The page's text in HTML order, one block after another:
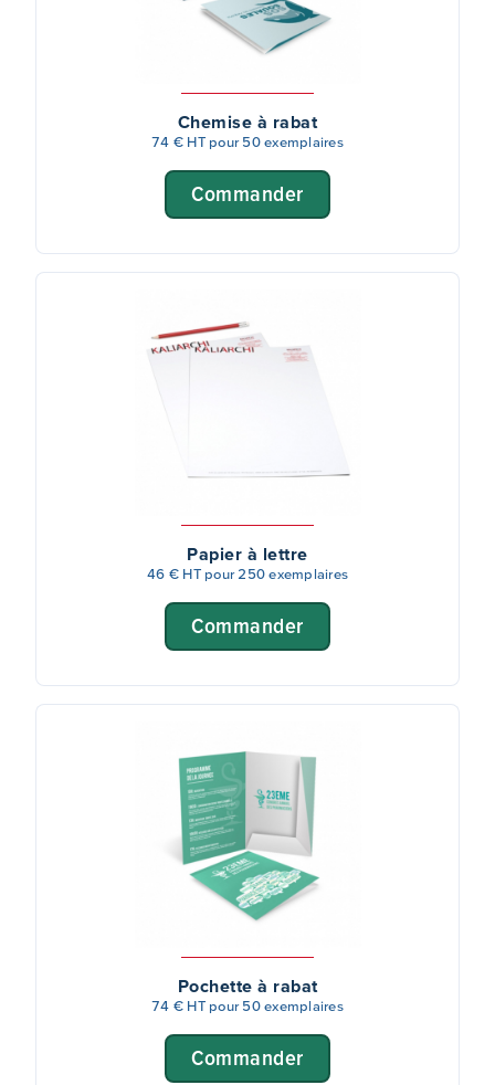
Chemise à rabat
74 € HT pour 50 exemplaires
Commander
Papier à lettre
46 € HT pour 250 exemplaires
Commander
Pochette à rabat
74 € HT pour 50 exemplaires
Commander